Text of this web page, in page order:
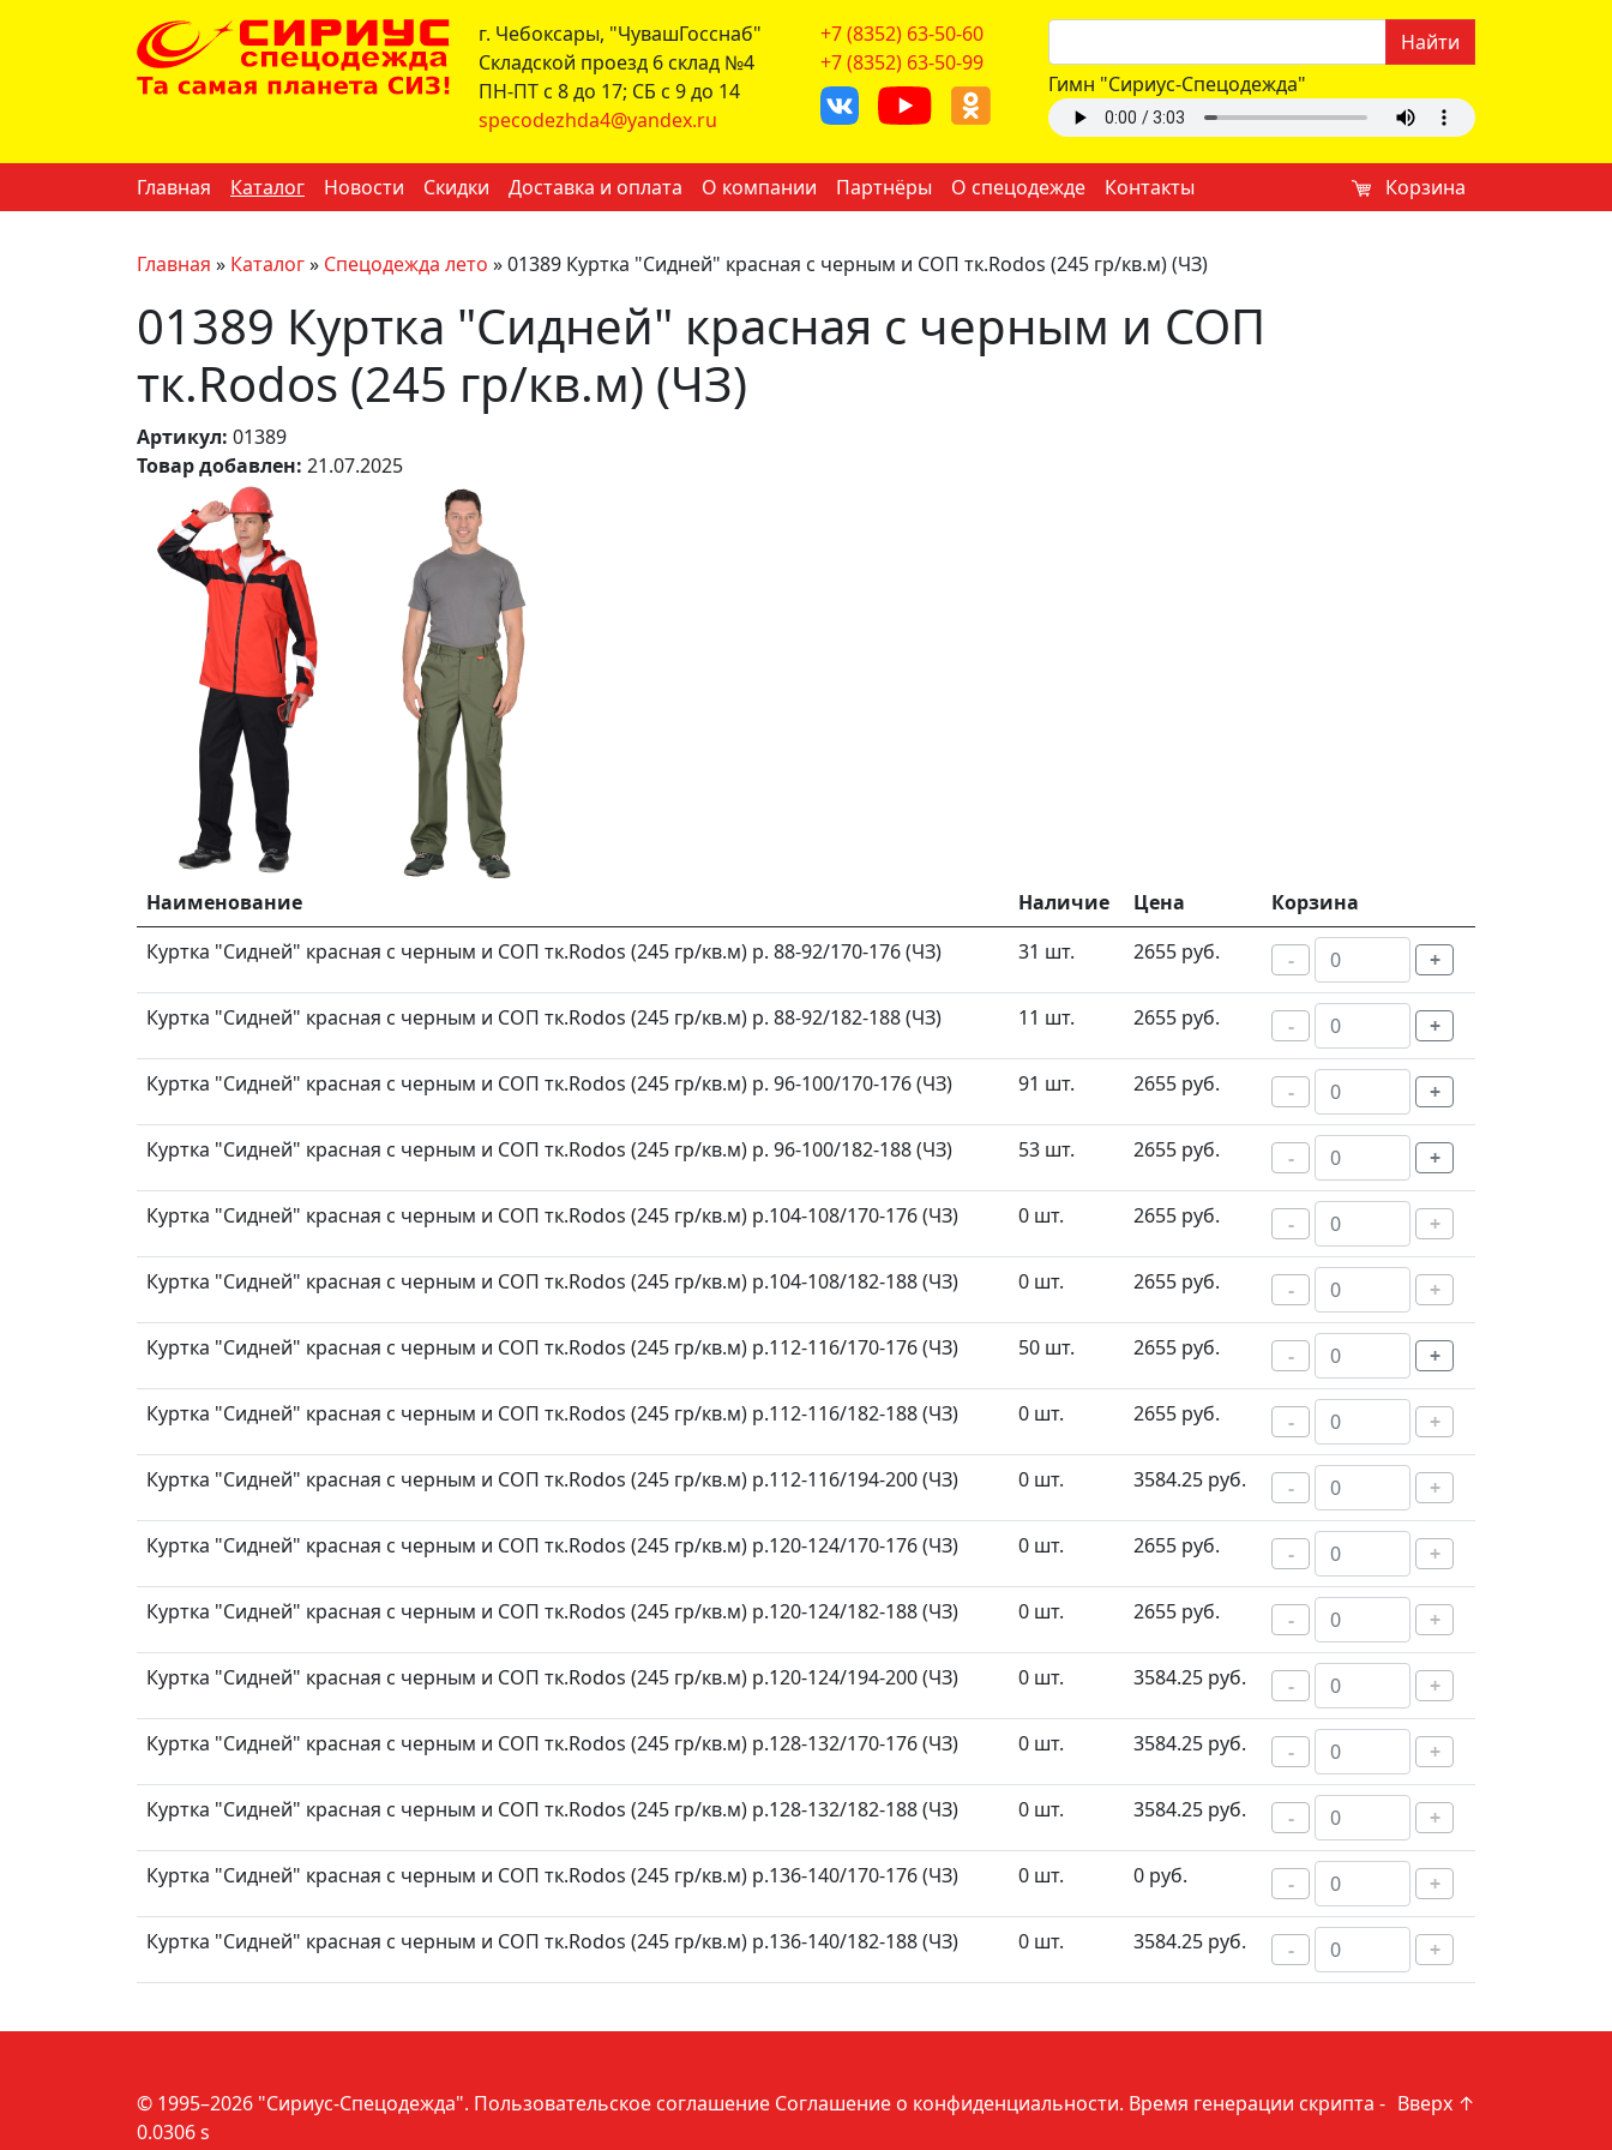
г. Чебоксары, "ЧувашГосснаб"
Складской проезд 6 склад №4
ПН-ПТ с 8 до 17; СБ с 9 до 14
specodezhda4@yandex.ru
+7 (8352) 63-50-60
+7 (8352) 63-50-99
Найти
Гимн "Сириус-Спецодежда"
Главная Каталог Новости Скидки Доставка и оплата О компании Партнёры О спецодежде Контакты Корзина
Главная » Каталог» Спецодежда лето »01389 Куртка "Сидней" красная с черным и СОП тк.Rodos (245 гр/кв.м) (ЧЗ)
01389 Куртка "Сидней" красная с черным и СОП
тк.Rodos (245 гр/кв.м) (ЧЗ)
Артикул: 01389
Товар добавлен: 21.07.2025
Наименование Наличие Цена
Корзина
Куртка "Сидней" красная с черным и СОП тк.Rodos (245 гр/кв.м) р. 88-92/170-176 (ЧЗ)
31 шт. 2655 руб. - +
Куртка "Сидней" красная с черным и СОП тк.Rodos (245 гр/кв.м) р. 88-92/182-188 (ЧЗ) 11 шт. 2655 руб. - +
Куртка "Сидней" красная с черным и СОП тк.Rodos (245 гр/кв.м) р. 96-100/170-176 (ЧЗ) 91 шт. 2655 руб. - +
Куртка "Сидней" красная с черным и СОП тк.Rodos (245 гр/кв.м) р. 96-100/182-188 (ЧЗ) 53 шт. 2655 руб. - +
Куртка "Сидней" красная с черным и СОП тк.Rodos (245 гр/кв.м) р.104-108/170-176 (ЧЗ) 0 шт. 2655 руб. - +
Куртка "Сидней" красная с черным и СОП тк.Rodos (245 гр/кв.м) р.104-108/182-188 (ЧЗ) 0 шт. 2655 руб. - +
Куртка "Сидней" красная с черным и СОП тк.Rodos (245 гр/кв.м) р.112-116/170-176 (ЧЗ) 50 шт. 2655 руб. - +
Куртка "Сидней" красная с черным и СОП тк.Rodos (245 гр/кв.м) р.112-116/182-188 (ЧЗ) 0 шт. 2655 руб. - +
Куртка "Сидней" красная с черным и СОП тк.Rodos (245 гр/кв.м) р.112-116/194-200 (ЧЗ) 0 шт. 3584.25 руб. - +
Куртка "Сидней" красная с черным и СОП тк.Rodos (245 гр/кв.м) р.120-124/170-176 (ЧЗ) 0 шт. 2655 руб. - +
Куртка "Сидней" красная с черным и СОП тк.Rodos (245 гр/кв.м) р.120-124/182-188 (ЧЗ) 0 шт. 2655 руб. - +
Куртка "Сидней" красная с черным и СОП тк.Rodos (245 гр/кв.м) р.120-124/194-200 (ЧЗ) 0 шт. 3584.25 руб. - +
Куртка "Сидней" красная с черным и СОП тк.Rodos (245 гр/кв.м) р.128-132/170-176 (ЧЗ) 0 шт. 3584.25 руб. - +
Куртка "Сидней" красная с черным и СОП тк.Rodos (245 гр/кв.м) р.128-132/182-188 (ЧЗ) 0 шт. 3584.25 руб. - +
Куртка "Сидней" красная с черным и СОП тк.Rodos (245 гр/кв.м) р.136-140/170-176 (ЧЗ) 0 шт. 0 руб. - +
Куртка "Сидней" красная с черным и СОП тк.Rodos (245 гр/кв.м) р.136-140/182-188 (ЧЗ) 0 шт. 3584.25 руб. - +
Вверх ↑
© 1995–2026 "Сириус-Спецодежда". Пользовательское соглашение Соглашение о конфиденциальности. Время генерации скрипта -
0.0306 s